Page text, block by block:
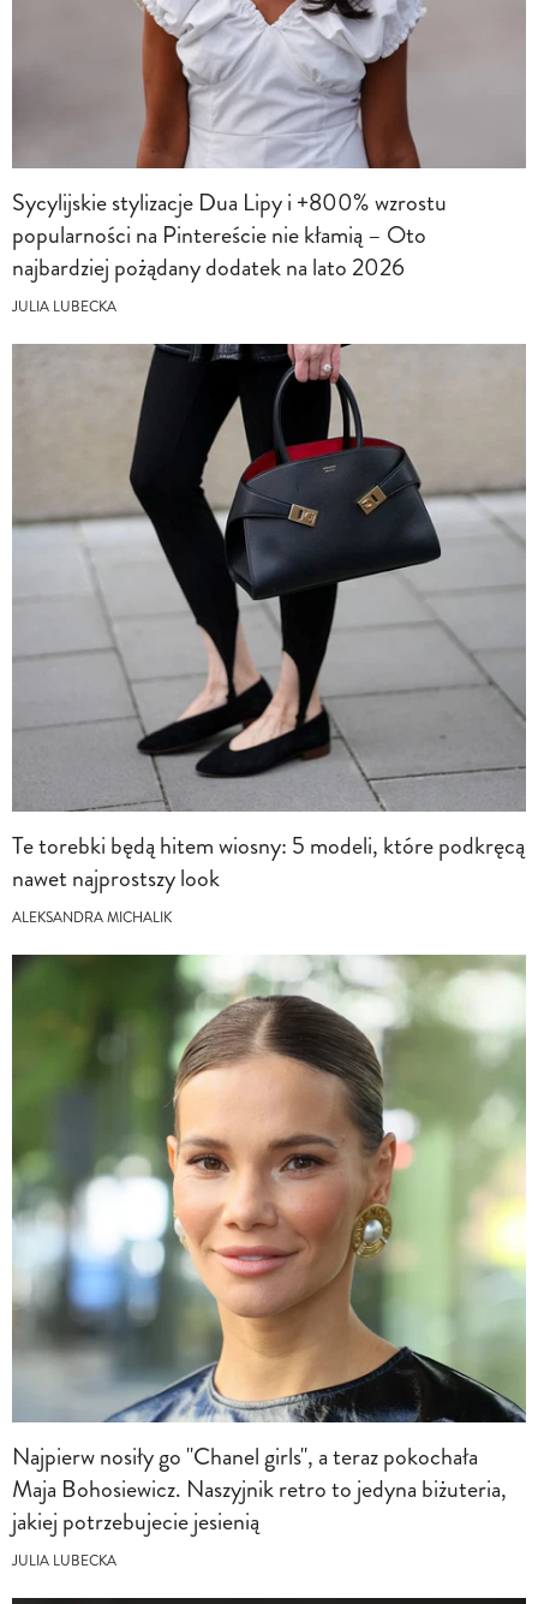
Sycylijskie stylizacje Dua Lipy i +800% wzrostu
popularności na Pintereście nie kłamią – Oto
najbardziej pożądany dodatek na lato 2026
JULIA LUBECKA
Te torebki będą hitem wiosny: 5 modeli, które podkręcą
nawet najprostszy look
ALEKSANDRA MICHALIK
Najpierw nosiły go "Chanel girls", a teraz pokochała
Maja Bohosiewicz. Naszyjnik retro to jedyna biżuteria,
jakiej potrzebujecie jesienią
JULIA LUBECKA